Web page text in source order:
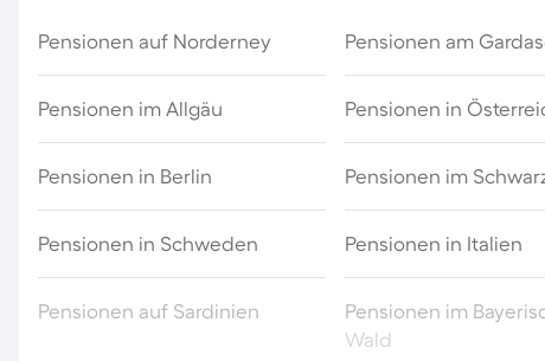
Pensionen auf Norderney Pensionen am
Pensionen im Allgäu Pensionen in
Pensionen in Berlin Pensionen im
Pensionen in Schweden Pensionen in Italien
Pensionen auf Sardinien
Pensionen im
Wald